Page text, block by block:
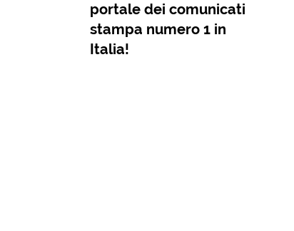
portale dei comunicati
stampa numero 1 in
Italia!